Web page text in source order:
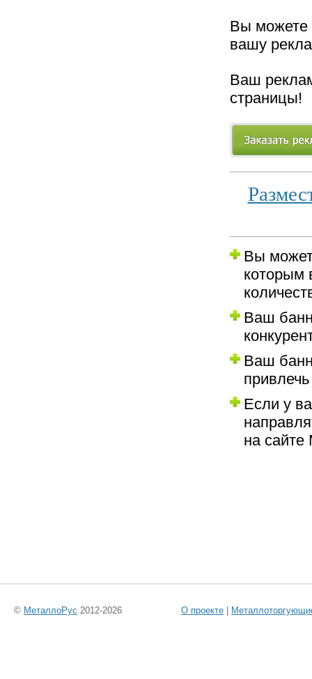
Вы можете
вашу
Ваш
страницы!
Вы
которым
Ваш
Ваш
Если у
на
© МеталлоРус 2012-2026 О проекте